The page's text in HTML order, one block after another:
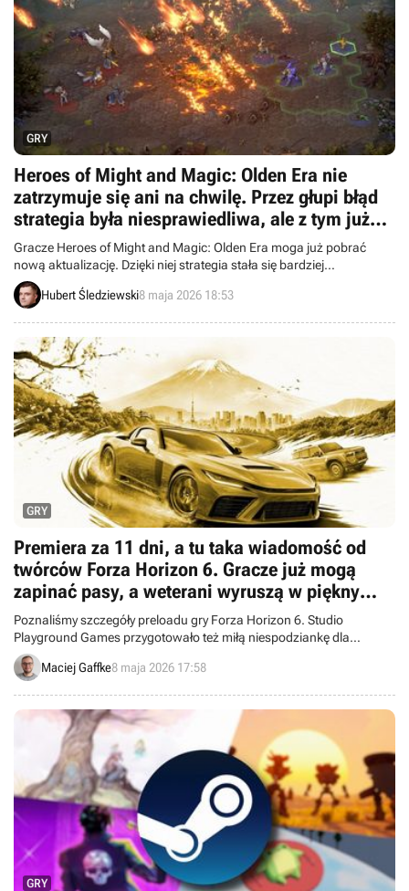
GRY
Heroes of Might and Magic: Olden Era nie
zatrzymuje się ani na chwilę. Przez głupi błąd
strategia była niesprawiedliwa, ale z tym już
koniec
Gracze Heroes of Might and Magic: Olden Era moga już pobrać
nową aktualizację. Dzięki niej strategia stała się bardziej
sprawiedliwa w trybie wieloosobowym.
Hubert Śledziewski8 maja 2026 18:53
GRY
Premiera za 11 dni, a tu taka wiadomość od
twórców Forza Horizon 6. Gracze już mogą
zapinać pasy, a weterani wyruszą w piękny
otwarty świat w wyjątkowych autach
Poznaliśmy szczegóły preloadu gry Forza Horizon 6. Studio
Playground Games przygotowało też miłą niespodziankę dla
długoletnich fanów serii.
Maciej Gaffke8 maja 2026 17:58
GRY